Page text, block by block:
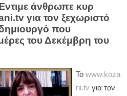
άνθρωπε κυρ
για τον ξεχωριστό
που
του Δεκέμβρη του
Το www.koza
ni.tv για τον